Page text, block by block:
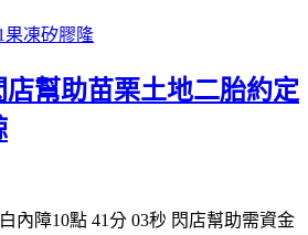
類
果凍矽膠隆
幫助苗栗土地二胎約定
內障10點 41分 03秒 閃店幫助需資金